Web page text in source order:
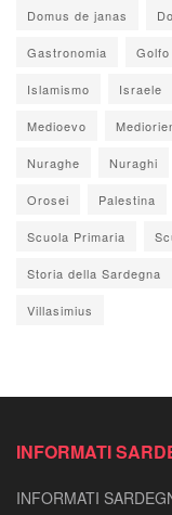
Domus de janas
Gastronomia
Islamismo Israele
Medioevo
Nuraghe Nuraghi
Orosei Palestina
Scuola Primaria
Storia della Sardegna
Villasimius
INFORMATI
INFORMATI